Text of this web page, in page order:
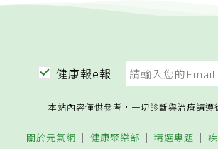
健康報e報
本站內容僅供參考，一切診斷與治療請遵
關於元氣網 健康聚樂部 精選專題